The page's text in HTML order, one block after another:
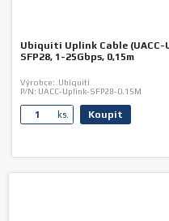
Ubiquiti Uplink Cable (UACC-
SFP28, 1-25Gbps, 0,15m
Výrobce: Ubiquiti
P/N: UACC-Uplink-SFP28-0.15M
ks. Koupit